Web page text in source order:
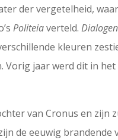
der vergetelheid,
Politeiaverteld.Dialogen
kleuren
Vorig jaar werd dit in
van Cronus en zijn
de eeuwig brandende